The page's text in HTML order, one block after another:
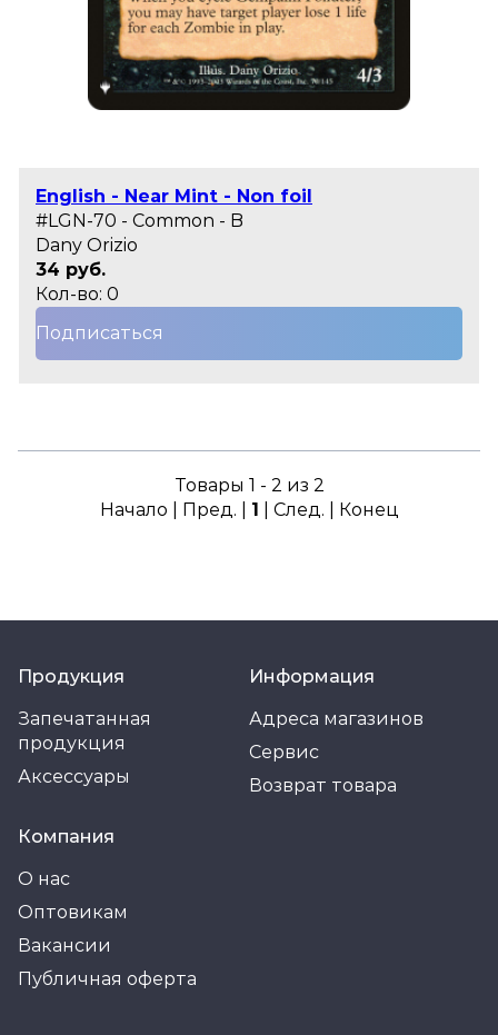
English - Near Mint - Non foil
#LGN-70 - Common - B
Dany Orizio
34 руб.
Кол-во: 0
Подписаться
Товары 1 - 2 из 2
Начало | Пред. | 1 | След. | Конец
Продукция
Запечатанная
продукция
Аксессуары
Информация
Адреса магазинов
Сервис
Возврат товара
Компания
О нас
Оптовикам
Вакансии
Публичная оферта